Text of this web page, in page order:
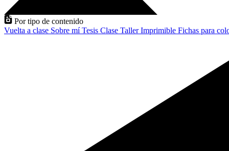
Por tipo de contenido
Vuelta a clase Sobre míTesis Clase TallerImprimible Fichas para